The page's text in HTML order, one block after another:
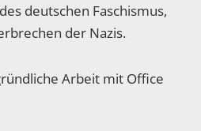
deutschen Faschismus,
der Nazis.
Arbeit mit Office